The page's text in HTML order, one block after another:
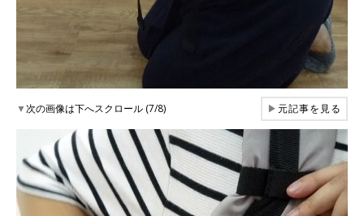
▼次の画像は下へスクロール (7/8) ▶元記事を見る